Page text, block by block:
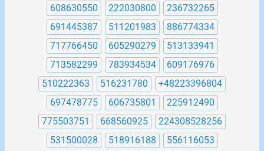
608630550
222030800
236732265
691445387
511201983
886774334
717766450
605290279
513133941
713582299
783934534
609176976
510222363
516231780
+48223396804
697478775
606735801
225912490
775503751
668560925
224308528256
531500028
518916188 556116053